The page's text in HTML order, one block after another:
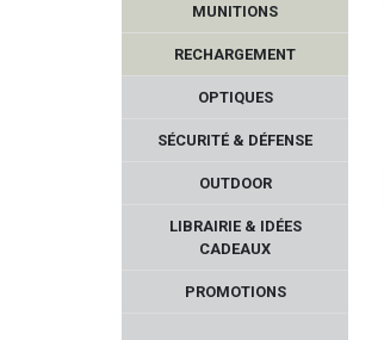
MUNITIONS
RECHARGEMENT
OPTIQUES
SÉCURITÉ & DÉFENSE
OUTDOOR
LIBRAIRIE & IDÉES
CADEAUX
PROMOTIONS